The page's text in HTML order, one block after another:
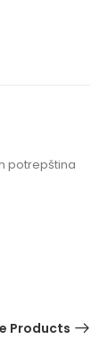
potrepština
Products